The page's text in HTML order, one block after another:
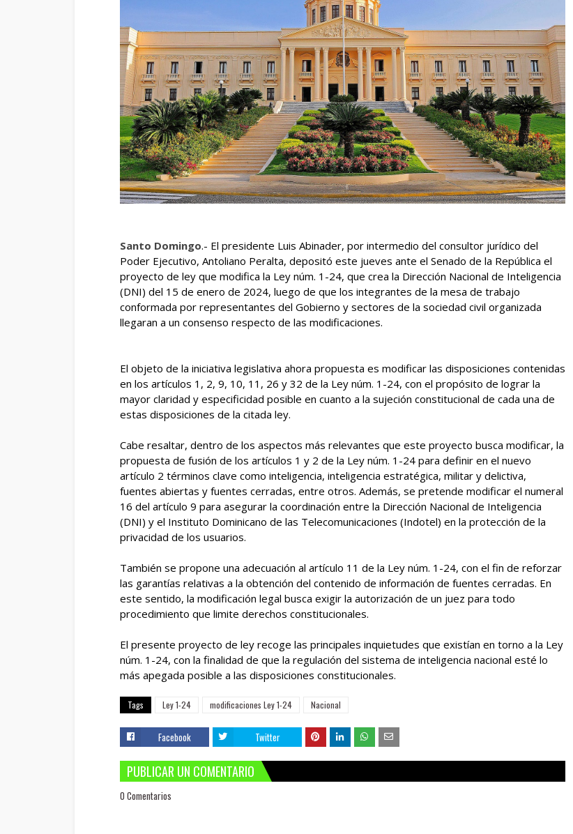
Santo Domingo.- El presidente Luis Abinader, por intermedio del consultor jurídico del
Poder Ejecutivo, Antoliano Peralta, depositó este jueves ante el Senado de la República el
proyecto de ley que modifica la Ley núm. 1-24, que crea la Dirección Nacional de Inteligencia
(DNI) del 15 de enero de 2024, luego de que los integrantes de la mesa de trabajo
conformada por representantes del Gobierno y sectores de la sociedad civil organizada
llegaran a un consenso respecto de las modificaciones.
El objeto de la iniciativa legislativa ahora propuesta es modificar las disposiciones contenidas
en los artículos 1, 2, 9, 10, 11, 26 y 32 de la Ley núm. 1-24, con el propósito de lograr la
mayor claridad y especificidad posible en cuanto a la sujeción constitucional de cada una de
estas disposiciones de la citada ley.
Cabe resaltar, dentro de los aspectos más relevantes que este proyecto busca modificar, la
propuesta de fusión de los artículos 1 y 2 de la Ley núm. 1-24 para definir en el nuevo
artículo 2 términos clave como inteligencia, inteligencia estratégica, militar y delictiva,
fuentes abiertas y fuentes cerradas, entre otros. Además, se pretende modificar el numeral
16 del artículo 9 para asegurar la coordinación entre la Dirección Nacional de Inteligencia
(DNI) y el Instituto Dominicano de las Telecomunicaciones (Indotel) en la protección de la
privacidad de los usuarios.
También se propone una adecuación al artículo 11 de la Ley núm. 1-24, con el fin de reforzar
las garantías relativas a la obtención del contenido de información de fuentes cerradas. En
este sentido, la modificación legal busca exigir la autorización de un juez para todo
procedimiento que limite derechos constitucionales.
El presente proyecto de ley recoge las principales inquietudes que existían en torno a la Ley
núm. 1-24, con la finalidad de que la regulación del sistema de inteligencia nacional esté lo
más apegada posible a las disposiciones constitucionales.
Tags Ley 1-24 modificaciones Ley 1-24 Nacional
Facebook Twitter
PUBLICAR UN COMENTARIO
0 Comentarios